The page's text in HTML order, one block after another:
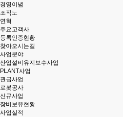
경영이념
조직도
연혁
주요고객사
등록인증현황
찾아오시는길
사업분야
산업설비유지보수사업
PLANT사업
관급사업
로봇공사
신규사업
장비보유현황
사업실적